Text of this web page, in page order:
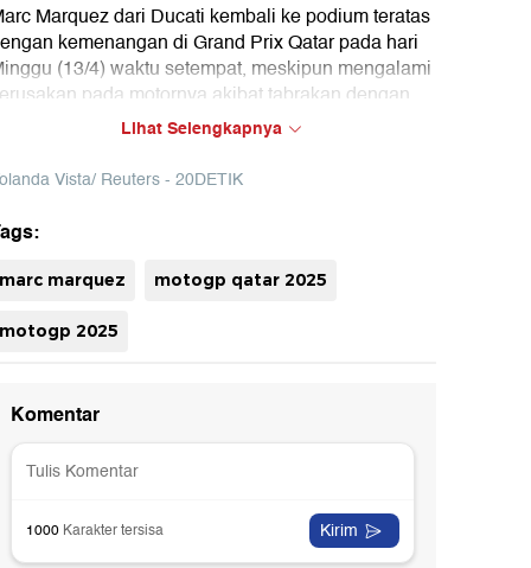
Marquez dari Ducati kembali ke podium teratas
kemenangan di Grand Prix Qatar pada hari
(13/4) waktu setempat, meskipun mengalami
pada motornya akibat tabrakan dengan
saudaranya Alex pada putaran pertama. Marc, yang
meraih posisi pole keempatnya berturut-turut dengan
putaran serta kemenangan sprint keempat
untuk pertama kalinya sejak 2014.
Lihat Selengkapnya
Vista/ Reuters - 20DETIK
marc marquez motogp qatar 2025
motogp 2025